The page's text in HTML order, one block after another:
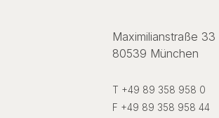
Maximilianstraße 33
80539 München
T +49 89 358 958 0
F +49 89 358 958 44